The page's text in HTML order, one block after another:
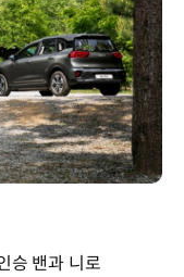
승 밴과 니로